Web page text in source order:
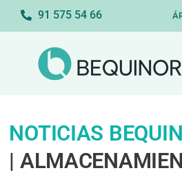
91 575 54 66
NOTICIAS
|